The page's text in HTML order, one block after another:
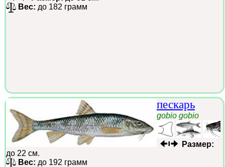
Вес: до 182 грамм
пескарь
gobio gobio
Размер:
до 22 см.
Вес: до 192 грамм